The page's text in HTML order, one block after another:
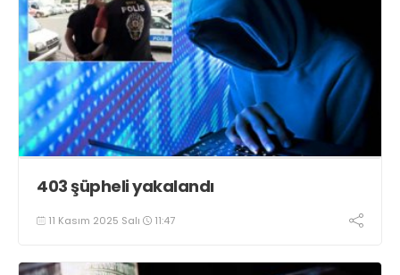
403 şüpheli yakalandı
11 Kasım 2025 Salı 11:47